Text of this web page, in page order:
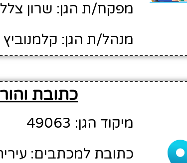
מפקח/ת הגן: שרון
מנהל/ת הגן:
כתובת
מיקוד הגן: 49063
כתובת למכתבים: עירית